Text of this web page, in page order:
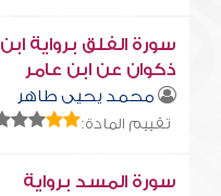
سورة الفلق برواية ابن
ذكوان عن ابن عامر
محمد يحيى طاهر
تقييم المادة:
سورة المسد برواية